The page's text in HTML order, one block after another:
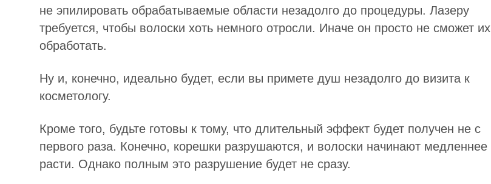
не эпилировать обрабатываемые области незадолго до процедуры. Лазеру
требуется, чтобы волоски хоть немного отросли. Иначе он просто не сможет их
обработать.
Ну и, конечно, идеально будет, если вы примете душ незадолго до визита к
косметологу.
Кроме того, будьте готовы к тому, что длительный эффект будет получен не с
первого раза. Конечно, корешки разрушаются, и волоски начинают медленнее
расти. Однако полным это разрушение будет не сразу.